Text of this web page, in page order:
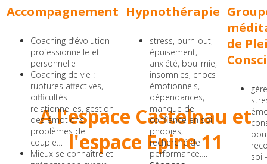
Personnel -
Pilates ° Gym Bien-Être °
Yoga ° Danse
A l'espace Castelnau et
l'espace Epine 11
Accompagnement
Coaching d’évolution
professionnelle et
personnelle
Coaching de vie :
ruptures affectives,
difficultés
relationnelles, gestion
des émotions,
problèmes de
couple…
Mieux se connaître et
Hypnothérapie
stress, burn-out,
épuisement,
anxiété, boulimie,
insomnies, chocs
émotionnels,
dépendances,
manque de
confiance en soi,
phobies,
recherché de
performance….
de
soi